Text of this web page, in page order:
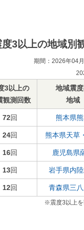
度3以上の地域別
期間：2026年04
3以上の
観測回数
地域震
地域
72回 熊本県
24回 熊本県天草
16回 鹿児島県
13回 岩手県内
12回 青森県三
※震度3以上を